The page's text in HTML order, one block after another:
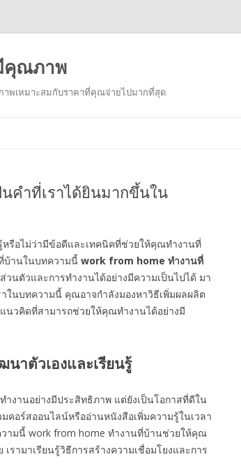
คุณภาพ
าพเหมาะสมกับราคาที่คุณจ่ายไปมากที่สุด
คำที่เราได้ยินมากขึ้นใน
รือไม่ว่ามีข้อดีและเทคนิคที่ช่วยให้คุณทำงานที่
บ้านในบทความนี้ work from home ทำงานที่
นตัวและการทำงานได้อย่างมีความเป็นไปได้ มา
ในบทความนี้ คุณอาจกำลังมองหาวิธีเพิ่มผลผลิต
นวคิดที่สามารถช่วยให้คุณทำงานได้อย่างมี
ตัวเองและเรียนรู้
งานอย่างมีประสิทธิภาพ แต่ยังเป็นโอกาสที่ดีใน
คอร์สออนไลน์หรืออ่านหนังสือเพิ่มความรู้ในเวลา
ามนี้ work from home ทำงานที่บ้านช่วยให้คุณ
รามาเรียนรู้วิธีการสร้างความเชื่อมโยงและการ